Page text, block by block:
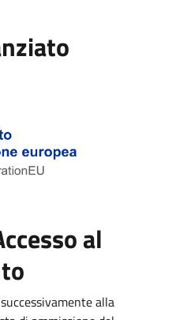
al
alla